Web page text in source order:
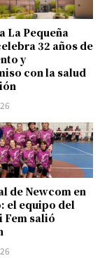
La Pequeña
32 años de
y
con la salud
de Newcom en
el equipo del
Fem salió